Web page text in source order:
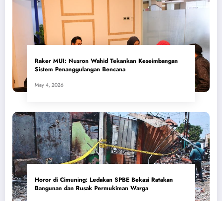
​Raker MUI: Nusron Wahid Tekankan Keseimbangan
Sistem Penanggulangan Bencana
May 4, 2026
Horor di Cimuning: Ledakan SPBE Bekasi Ratakan
Bangunan dan Rusak Permukiman Warga